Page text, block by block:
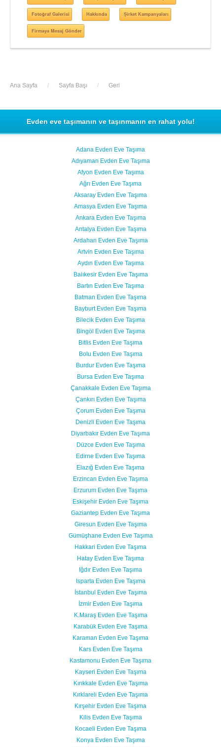
Fotoğraf Galerisi Hakkında Şirket Kampanyaları
Firmaya Mesaj Gönder
Ana Sayfa / Sayfa Başı / Geri
Evden eve taşımanın ve taşınmanın en rahat yolu!
Adana Evden Eve Taşıma
Adıyaman Evden Eve Taşıma
Afyon Evden Eve Taşıma
Ağrı Evden Eve Taşıma
Aksaray Evden Eve Taşıma
Amasya Evden Eve Taşıma
Ankara Evden Eve Taşıma
Antalya Evden Eve Taşıma
Ardahan Evden Eve Taşıma
Artvin Evden Eve Taşıma
Aydın Evden Eve Taşıma
Balıkesir Evden Eve Taşıma
Bartın Evden Eve Taşıma
Batman Evden Eve Taşıma
Bayburt Evden Eve Taşıma
Bilecik Evden Eve Taşıma
Bingöl Evden Eve Taşıma
Bitlis Evden Eve Taşıma
Bolu Evden Eve Taşıma
Burdur Evden Eve Taşıma
Bursa Evden Eve Taşıma
Çanakkale Evden Eve Taşıma
Çankırı Evden Eve Taşıma
Çorum Evden Eve Taşıma
Denizli Evden Eve Taşıma
Diyarbakır Evden Eve Taşıma
Düzce Evden Eve Taşıma
Edirne Evden Eve Taşıma
Elazığ Evden Eve Taşıma
Erzincan Evden Eve Taşıma
Erzurum Evden Eve Taşıma
Eskişehir Evden Eve Taşıma
Gaziantep Evden Eve Taşıma
Giresun Evden Eve Taşıma
Gümüşhane Evden Eve Taşıma
Hakkari Evden Eve Taşıma
Hatay Evden Eve Taşıma
Iğdır Evden Eve Taşıma
Isparta Evden Eve Taşıma
İstanbul Evden Eve Taşıma
İzmir Evden Eve Taşıma
K.Maraş Evden Eve Taşıma
Karabük Evden Eve Taşıma
Karaman Evden Eve Taşıma
Kars Evden Eve Taşıma
Kastamonu Evden Eve Taşıma
Kayseri Evden Eve Taşıma
Kırıkkale Evden Eve Taşıma
Kırklareli Evden Eve Taşıma
Kırşehir Evden Eve Taşıma
Kilis Evden Eve Taşıma
Kocaeli Evden Eve Taşıma
Konya Evden Eve Taşıma